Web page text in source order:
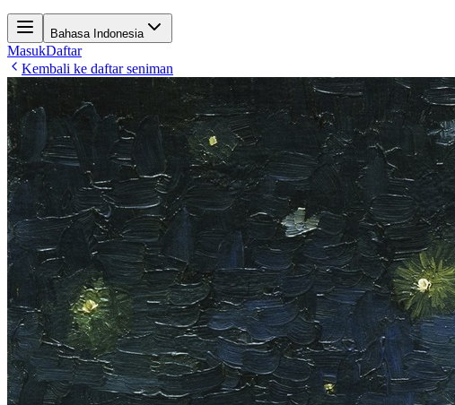
Bahasa Indonesia
MasukDaftar
Kembali ke daftar seniman